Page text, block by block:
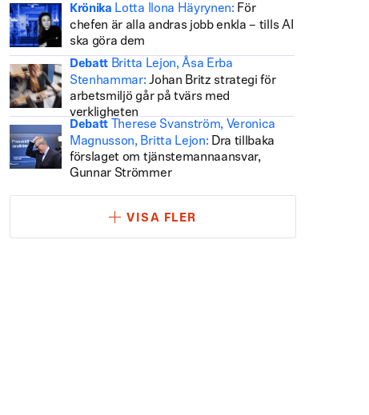
Krönika Lotta Ilona Häyrynen: För
chefen är alla andras jobb enkla – tills AI
ska göra dem
Debatt Britta Lejon, Åsa Erba
Stenhammar: Johan Britz strategi för
arbetsmiljö går på tvärs med
verkligheten
Debatt
Therese Svanström, Veronica
Magnusson, Britta Lejon: Dra tillbaka
förslaget om tjänstemannaansvar,
Gunnar Strömmer
VISA FLER